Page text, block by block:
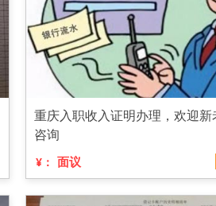
重庆入职收入证明办理，欢迎
咨询
¥： 面议